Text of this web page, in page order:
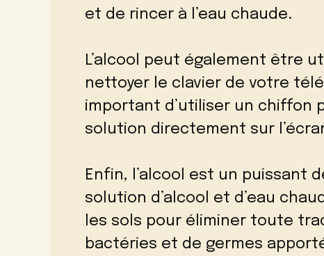
et de rincer à l’eau chaude.
L’alcool peut également être
nettoyer le clavier de votre
important d’utiliser un chiffon
solution directement sur
Enfin, l’alcool est un puissant
solution d’alcool et d’eau
les sols pour éliminer toute
bactéries et de germes